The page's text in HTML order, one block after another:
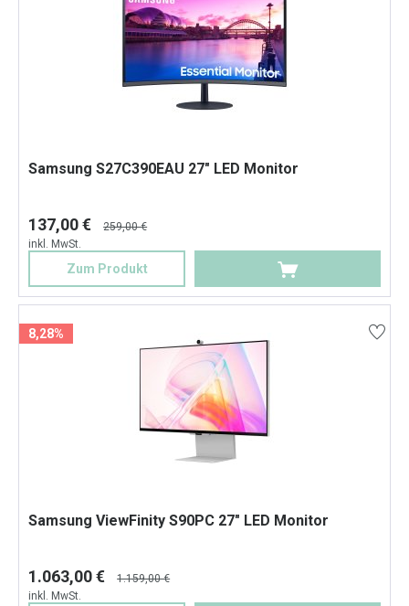
Samsung S27C390EAU 27" LED Monitor
137,00 €
259,00 €
inkl. MwSt.
Zum Produkt
8,28%
Samsung ViewFinity S90PC 27" LED Monitor
1.063,00 €
1.159,00 €
inkl. MwSt.